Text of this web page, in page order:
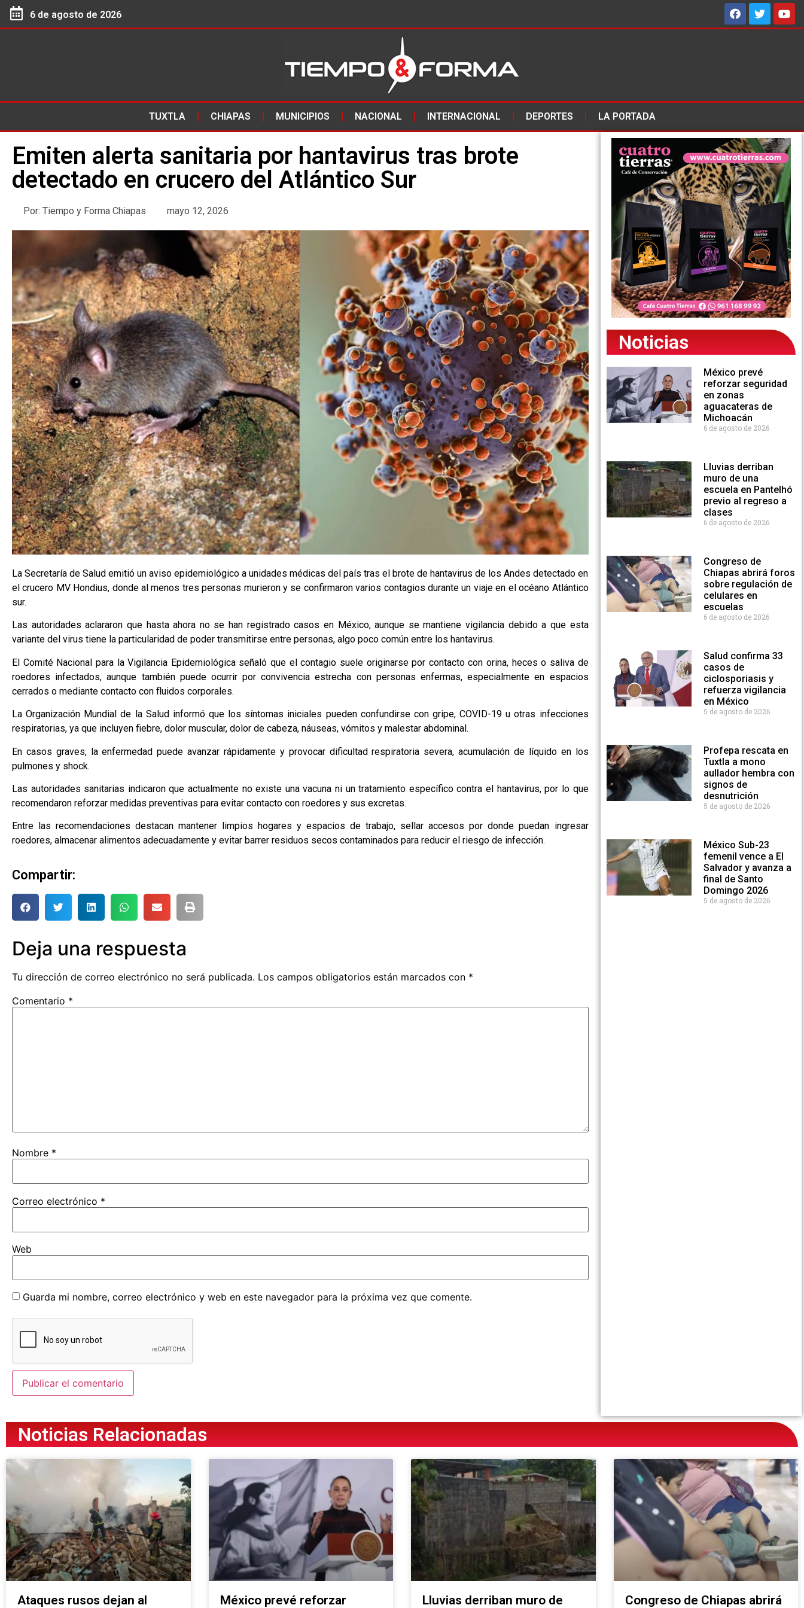
6 de agosto de 2026
TUXTLA CHIAPAS MUNICIPIOS NACIONAL INTERNACIONAL DEPORTES LA PORTADA
Emiten alerta sanitaria por hantavirus tras brote
detectado en crucero del Atlántico Sur
Por: Tiempo y Forma Chiapas mayo 12, 2026
La Secretaría de Salud emitió un aviso epidemiológico a unidades médicas del país tras el brote de hantavirus de los Andes detectado en
el crucero MV Hondius, donde al menos tres personas murieron y se confirmaron varios contagios durante un viaje en el océano Atlántico
sur.
Las autoridades aclararon que hasta ahora no se han registrado casos en México, aunque se mantiene vigilancia debido a que esta
variante del virus tiene la particularidad de poder transmitirse entre personas, algo poco común entre los hantavirus.
El Comité Nacional para la Vigilancia Epidemiológica señaló que el contagio suele originarse por contacto con orina, heces o saliva de
roedores infectados, aunque también puede ocurrir por convivencia estrecha con personas enfermas, especialmente en espacios
cerrados o mediante contacto con fluidos corporales.
La Organización Mundial de la Salud informó que los síntomas iniciales pueden confundirse con gripe, COVID-19 u otras infecciones
respiratorias, ya que incluyen fiebre, dolor muscular, dolor de cabeza, náuseas, vómitos y malestar abdominal.
En casos graves, la enfermedad puede avanzar rápidamente y provocar dificultad respiratoria severa, acumulación de líquido en los
pulmones y shock.
Las autoridades sanitarias indicaron que actualmente no existe una vacuna ni un tratamiento específico contra el hantavirus, por lo que
recomendaron reforzar medidas preventivas para evitar contacto con roedores y sus excretas.
Entre las recomendaciones destacan mantener limpios hogares y espacios de trabajo, sellar accesos por donde puedan ingresar
roedores, almacenar alimentos adecuadamente y evitar barrer residuos secos contaminados para reducir el riesgo de infección.
Compartir:
Deja una respuesta
Tu dirección de correo electrónico no será publicada. Los campos obligatorios están marcados con *
Comentario *
Nombre *
Correo electrónico *
Web
Guarda mi nombre, correo electrónico y web en este navegador para la próxima vez que comente.
Noticias
México prevé
reforzar seguridad
en zonas
aguacateras de
Michoacán
6 de agosto de 2026
Lluvias derriban
muro de una
escuela en Pantelhó
previo al regreso a
clases
6 de agosto de 2026
Congreso de
Chiapas abrirá foros
sobre regulación de
celulares en
escuelas
6 de agosto de 2026
Salud confirma 33
casos de
ciclosporiasis y
refuerza vigilancia
en México
5 de agosto de 2026
Profepa rescata en
Tuxtla a mono
aullador hembra con
signos de
desnutrición
5 de agosto de 2026
México Sub-23
femenil vence a El
Salvador y avanza a
final de Santo
Domingo 2026
5 de agosto de 2026
Noticias Relacionadas
Ataques rusos dejan al México prevé reforzar Lluvias derriban muro de Congreso de Chiapas abrirá